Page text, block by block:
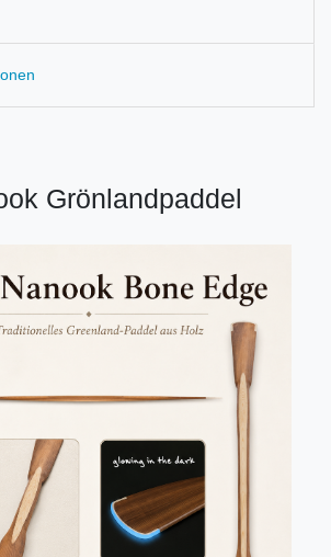
Grönlandpaddel